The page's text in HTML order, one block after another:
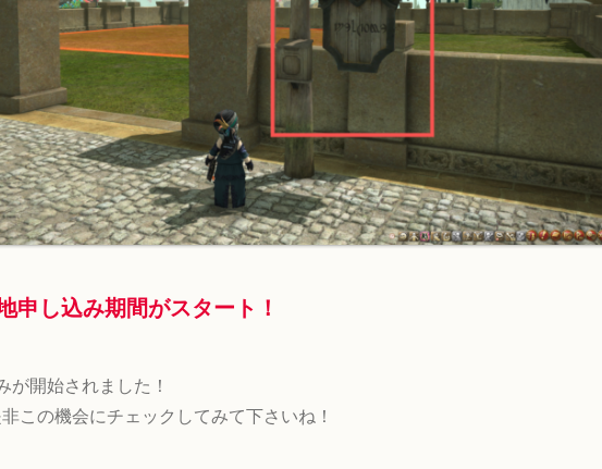
申し込み期間がスタート！
が開始されました！
この機会にチェックしてみて下さいね！